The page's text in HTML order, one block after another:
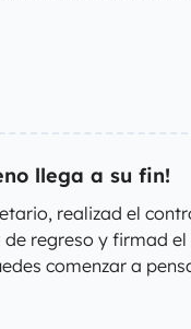
llega a su fin!
realizad el
de regreso y firmad
comenzar a